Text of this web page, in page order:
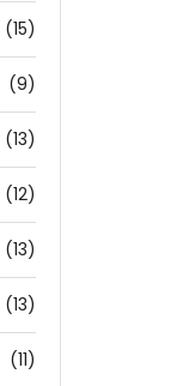
(15)
(9)
(13)
(12)
(13)
(13)
(11)